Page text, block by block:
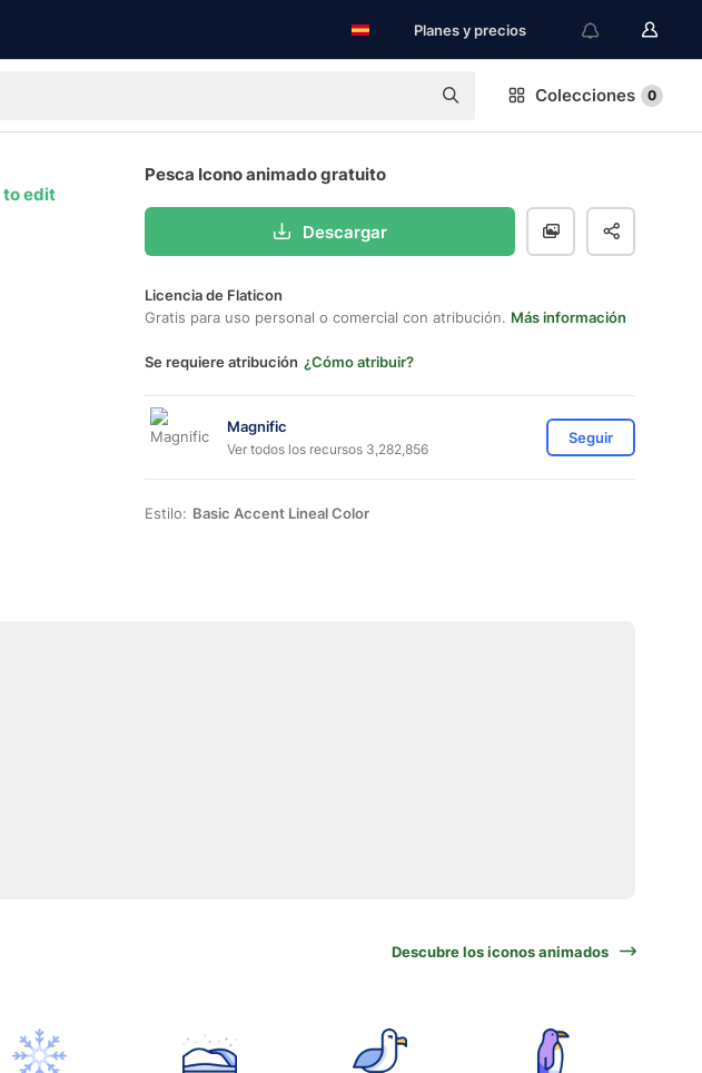
Planes y precios
Colecciones 0
to edit
Pesca Icono animado gratuito
Descargar
Licencia de Flaticon
Gratis para uso personal o comercial con atribución. Más información
Se requiere atribución ¿Cómo atribuir?
Magnific
Ver todos los recursos 3,282,856
Seguir
Estilo: Basic Accent Lineal Color
Descubre los iconos animados